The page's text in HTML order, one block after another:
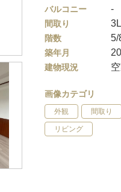
バルコニー -
間取り
階数 5/
築年月
建物現況
画像カテゴリ
外観 間取り
リビング